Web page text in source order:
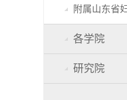
附属山东省
各学院
研究院